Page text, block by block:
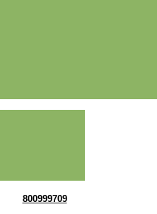
800999709